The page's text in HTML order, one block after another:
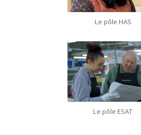
Le pôle HAS
Le pôle ESAT